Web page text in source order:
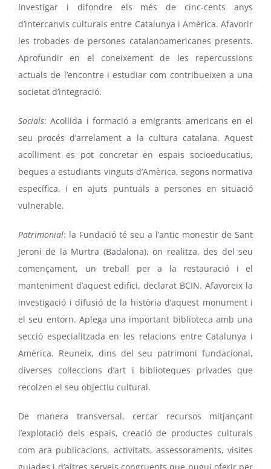
Investigar i difondre els més de cinc-cents anys
d’intercanvis culturals entre Catalunya i Amèrica. Afavorir
les trobades de persones catalanoamericanes presents.
Aprofundir en el coneixement de les repercussions
actuals de l’encontre i estudiar com contribueixen a una
societat d’integració.
Socials: Acollida i formació a emigrants americans en el
seu procés d’arrelament a la cultura catalana. Aquest
acolliment es pot concretar en espais socioeducatius,
beques a estudiants vinguts d’Amèrica, segons normativa
específica, i en ajuts puntuals a persones en situació
vulnerable.
Patrimonial: la Fundació té seu a l’antic monestir de Sant
Jeroni de la Murtra (Badalona), on realitza, des del seu
començament, un treball per a la restauració i el
manteniment d’aquest edifici, declarat BCIN. Afavoreix la
investigació i difusió de la història d’aquest monument i
el seu entorn. Aplega una important biblioteca amb una
secció especialitzada en les relacions entre Catalunya i
Amèrica. Reuneix, dins del seu patrimoni fundacional,
diverses col·leccions d’art i biblioteques privades que
recolzen el seu objectiu cultural.
De manera transversal, cercar recursos mitjançant
l’explotació dels espais, creació de productes culturals
com ara publicacions, activitats, assessoraments, visites
guiades i d’altres serveis congruents que pugui oferir per